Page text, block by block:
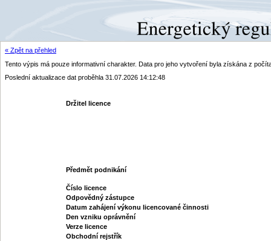
« Zpět na přehled
Tento výpis má pouze informativní charakter. Data pro jeho vytvoření byla získána z
Poslední aktualizace dat proběhla 31.07.2026 14:12:48
Držitel licence
Předmět podnikání
Číslo licence
Odpovědný zástupce
Datum zahájení výkonu licencované činnosti
Den vzniku oprávnění
Verze licence
Obchodní rejstřík